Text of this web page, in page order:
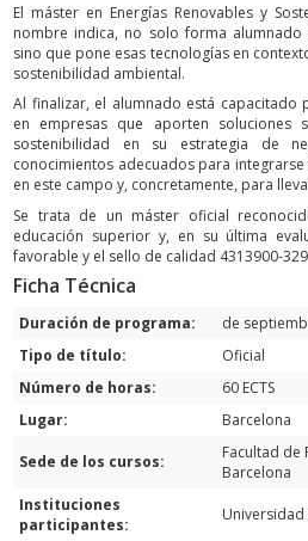
El máster en Energías Renovables y
nombre indica, no solo forma alumnado
sino que pone esas tecnologías en
sostenibilidad ambiental.
Al finalizar, el alumnado está capacitado
en empresas que aporten soluciones
sostenibilidad en su estrategia de
conocimientos adecuados para
en este campo y, concretamente, para
Se trata de un máster oficial
educación superior y, en su última
favorable y el sello de calidad 4313900-
Ficha Técnica
Duración de programa:
de
Tipo de título:
Oficial
Número de horas:
60 ECTS
Lugar:
Barcelona
Sede de los cursos:
Facultad de
Barcelona
Instituciones
participantes: